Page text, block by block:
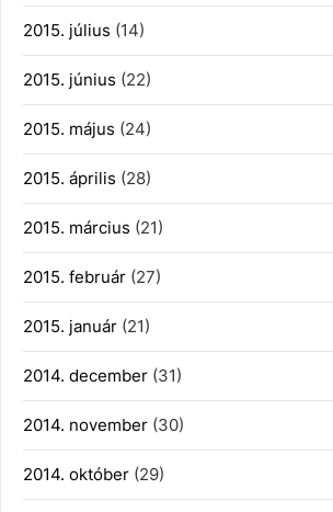
2015. július (14)
2015. június (22)
2015. május (24)
2015. április (28)
2015. március (21)
2015. február (27)
2015. január (21)
2014. december (31)
2014. november (30)
2014. október (29)